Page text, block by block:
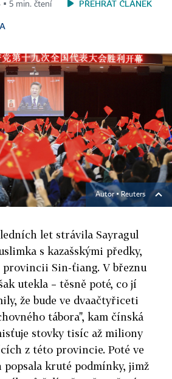
▪ 5 min. čtení PŘEHRÁT ČLÁNEK
Autor ▪ Reuters
let strávila Sayragul
s kazašskými předky,
provincii Sin-ťiang. V březnu
utekla – těsně poté, co jí
že bude ve dvaačtyřiceti
tábora", kam čínská
stovky tisíc až miliony
z této provincie. Poté ve
popsala kruté podmínky, jimž